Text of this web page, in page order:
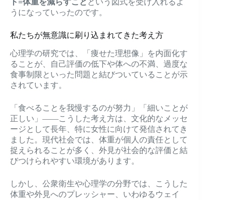
ト=体重を減らすこと という図式を受け入れるよ
うになっていったのです。
私たちが無意識に刷り込まれてきた考え方
心理学の研究では、「痩せた理想像」を内面化す
ることが、自己評価の低下や体への不満、過度な
食事制限といった問題と結びついていることが示
されています。
「食べることを我慢するのが努力」「細いことが
正しい」——こうした考え方は、文化的なメッセ
ージとして長年、特に女性に向けて発信されてき
ました。現代社会では、体重が個人の責任として
捉えられることが多く、外見が社会的な評価と結
びつけられやすい環境があります。
しかし、公衆衛生や心理学の分野では、こうした
体重や外見へのプレッシャー、いわゆるウェイ